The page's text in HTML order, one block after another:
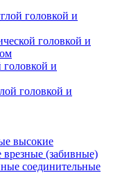
головкой и
головкой и
и
головкой и
высокие
(забивные)
соединительные